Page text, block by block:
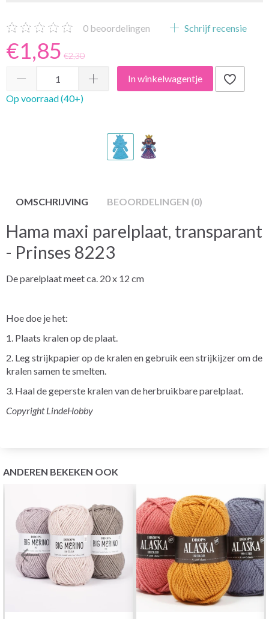
0 beoordelingen Schrijf recensie
€1,85 €2,30
In winkelwagentje
Op voorraad (40+)
OMSCHRIJVING BEOORDELINGEN (0)
Hama maxi parelplaat, transparant
- Prinses 8223
De parelplaat meet ca. 20 x 12 cm
Hoe doe je het:
1. Plaats kralen op de plaat.
2. Leg strijkpapier op de kralen en gebruik een strijkijzer om de
kralen samen te smelten.
3. Haal de geperste kralen van de herbruikbare parelplaat.
Copyright LindeHobby
ANDEREN BEKEKEN OOK